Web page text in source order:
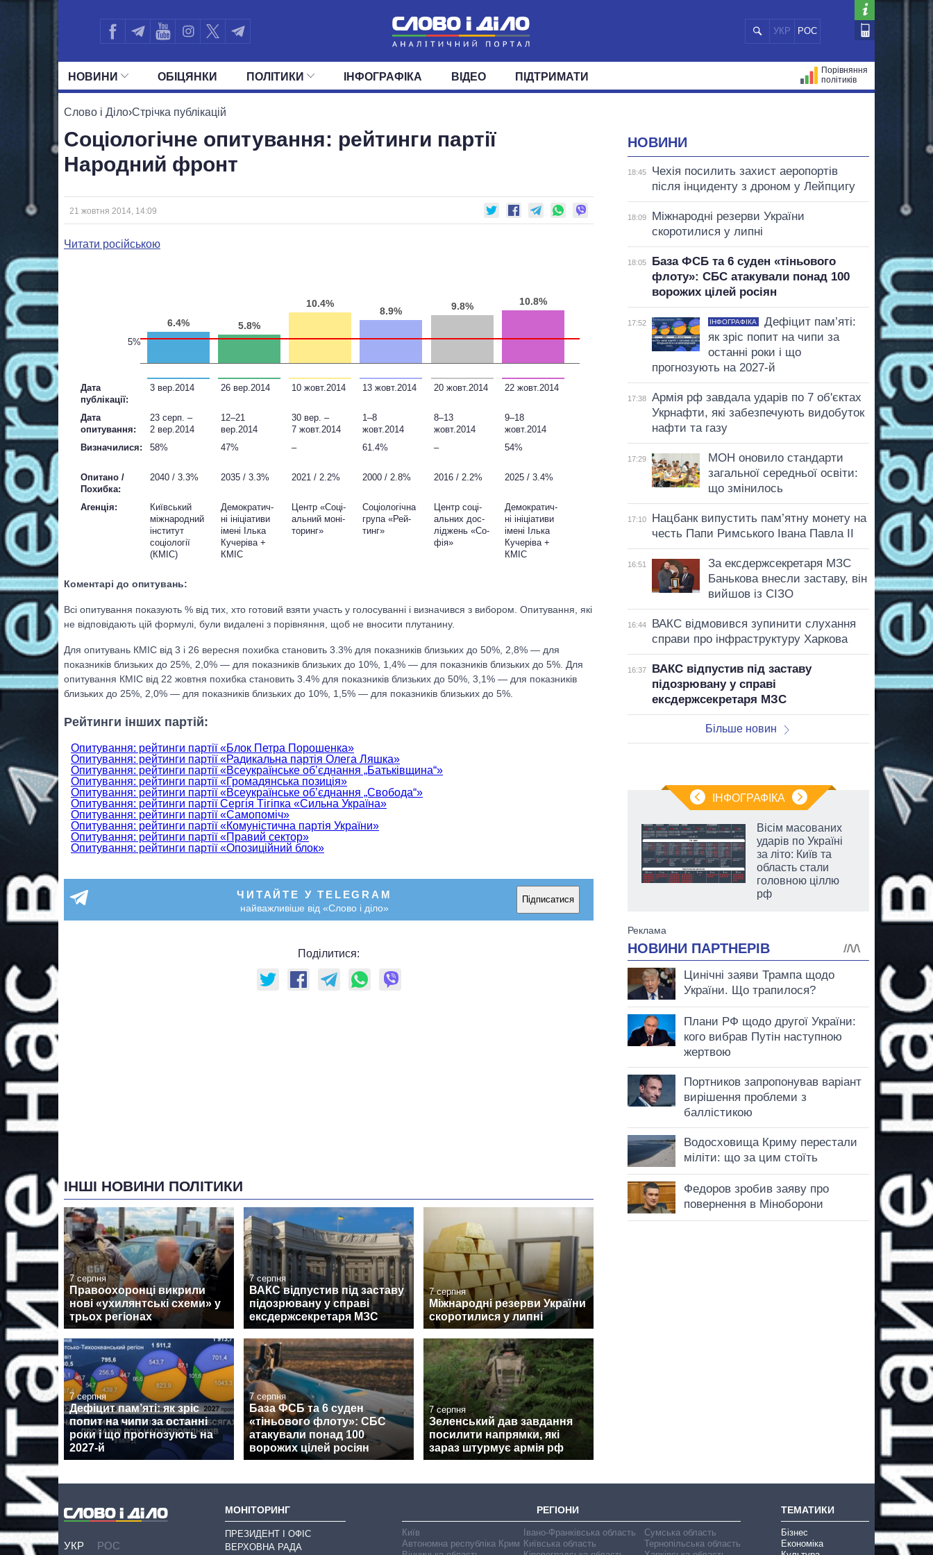
УКР РОС
НОВИНИ
ПОЛІТИКА ЕКОНОМІКА СУСПІЛЬСТВО
ОБIЦЯНКИ ПОЛIТИКИ
УСІ ПОЛІТИКИ
ДЕПУТАТИ КОМІТЕТИ
ІНФОГРАФІКА ВІДЕО ПІДТРИМАТИ
Порівняння
політиків
Слово і Діло›Стрічка публікацій
Соціологічне опитування: рейтинги партії
Народний фронт
21 жовтня 2014, 14:09
Читати російською
6.4% 5.8%
10.4%
8.9% 9.8% 10.8%
5%
Дата
публікації:
Дата
опитування:
Визначилися:
Опитано /
Похибка:
Агенція:
3 вер.2014
23 серп. –
2 вер.2014
58%
2040 / 3.3%
Київсь­кий
між­на­род­ний
інс­ти­тут
соціо­ло­гії
(КМІС)
26 вер.2014
12–21
вер.2014
47%
2035 / 3.3%
Демо­кра­тич­
ні іні­ціа­тиви
іме­ні Ілька
Куче­ріва +
КМІС
10 жовт.2014
30 вер. –
7 жовт.2014
–
2021 / 2.2%
Центр «Со­ці­
аль­ний мо­ні­
то­ринг»
13 жовт.2014
1–8
жовт.2014
61.4%
2000 / 2.8%
Соціо­ло­гіч­на
група «Рей­
тинг»
20 жовт.2014
8–13
жовт.2014
–
2016 / 2.2%
Центр со­ці­
аль­них дос­
лід­жень «Со­
фія»
22 жовт.2014
9–18
жовт.2014
54%
2025 / 3.4%
Демо­кра­тич­
ні іні­ціа­тиви
іме­ні Ілька
Куче­ріва +
КМІС
Коментарі до опитувань:
Всі опитування показують % від тих, хто готовий взяти участь у голосуванні і визначився з вибором. Опитування, які
не відповідають цій формулі, були видалені з порівняння, щоб не вносити плутанину.
Для опитувань КМІС від 3 і 26 вересня похибка становить 3.3% для показників близьких до 50%, 2,8% — для
показників близьких до 25%, 2,0% — для показників близьких до 10%, 1,4% — для показників близьких до 5%. Для
опитування КМІС від 22 жовтня похибка становить 3.4% для показників близьких до 50%, 3,1% — для показників
близьких до 25%, 2,0% — для показників близьких до 10%, 1,5% — для показників близьких до 5%.
Рейтинги інших партій:
Опитування: рейтинги партії «Блок Петра Порошенка»
Опитування: рейтинги партії «Радикальна партія Олега Ляшка»
Опитування: рейтинги партії «Всеукраїнське об’єднання „Батьківщина“»
Опитування: рейтинги партії «Громадянська позиція»
Опитування: рейтинги партії «Всеукраїнське об’єднання „Свобода“»
Опитування: рейтинги партії Сергія Тігіпка «Сильна Україна»
Опитування: рейтинги партії «Самопоміч»
Опитування: рейтинги партії «Комуністична партія України»
Опитування: рейтинги партії «Правий сектор»
Опитування: рейтинги партії «Опозиційний блок»
ЧИТАЙТЕ У TELEGRAM
найважливіше від «Слово і діло»
Підписатися
Поділитися:
ІНШІ НОВИНИ ПОЛІТИКИ
7 серпня
Правоохоронці викрили
нові «ухилянтські схеми» у
трьох регіонах
7 серпня
ВАКС відпустив під заставу
підозрювану у справі
ексдержсекретаря МЗС
7 серпня
Міжнародні резерви України
скоротилися у липні
7 серпня
Дефіцит пам’яті: як зріс
попит на чипи за останні
роки і що прогнозують на
2027-й
7 серпня
База ФСБ та 6 суден
«тіньового флоту»: СБС
атакували понад 100
ворожих цілей росіян
7 серпня
Зеленський дав завдання
посилити напрямки, які
зараз штурмує армія рф
НОВИНИ
18:45
Чехія посилить захист аеропортів
після інциденту з дроном у Лейпцигу
18:09
Міжнародні резерви України
скоротилися у липні
18:05
База ФСБ та 6 суден «тіньового
флоту»: СБС атакували понад 100
ворожих цілей росіян
17:52 ІНФОГРАФІКА
Дефіцит пам’яті:
як зріс попит на чипи за
останні роки і що
прогнозують на 2027-й
17:38
Армія рф завдала ударів по 7 об'єктах
Укрнафти, які забезпечують видобуток
нафти та газу
17:29
МОН оновило стандарти
загальної середньої освіти:
що змінилось
17:10
Нацбанк випустить пам’ятну монету на
честь Папи Римського Івана Павла II
16:51
За ексдержсекретаря МЗС
Банькова внесли заставу, він
вийшов із СІЗО
16:44
ВАКС відмовився зупинити слухання
справи про інфраструктуру Харкова
16:37
ВАКС відпустив під заставу
підозрювану у справі
ексдержсекретаря МЗС
Більше новин
ІНФОГРАФІКА
магістратуру та
аспірантуру
Вісім масованих
ударів по Україні
за літо: Київ та
область стали
головною ціллю
рф
УКР РОС
МОНІТОРИНГ
ПРЕЗИДЕНТ І ОФІС
ВЕРХОВНА РАДА
РЕГІОНИ
Київ
Автономна республіка Крим
Івано-Франківська область
Київська область
Сумська область
Тернопільська область
ТЕМАТИКИ
Бізнес
Економіка